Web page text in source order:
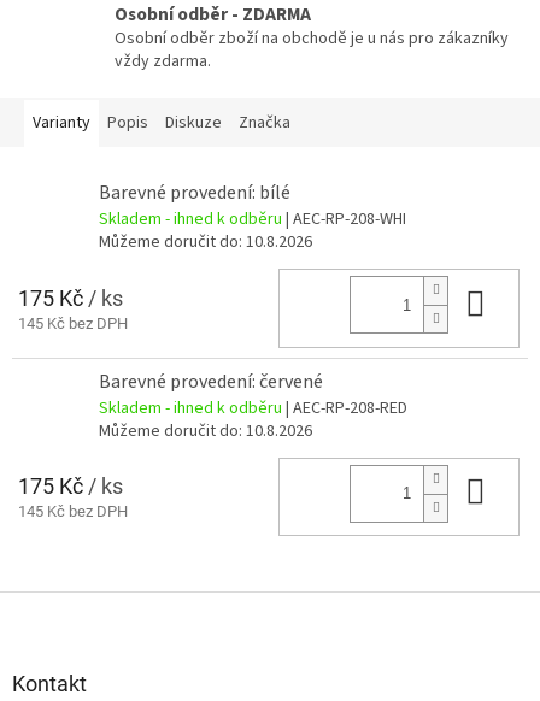
Osobní odběr - ZDARMA
Osobní odběr zboží na obchodě je u nás pro zákazníky
vždy zdarma.
Varianty Popis Diskuze Značka
Barevné provedení: bílé
Skladem - ihned k odběru | AEC-RP-208-WHI
Můžeme doručit do: 10.8.2026
175 Kč / ks
145 Kč bez DPH
Barevné provedení: červené
Skladem - ihned k odběru | AEC-RP-208-RED
Můžeme doručit do: 10.8.2026
175 Kč / ks
145 Kč bez DPH
Kontakt